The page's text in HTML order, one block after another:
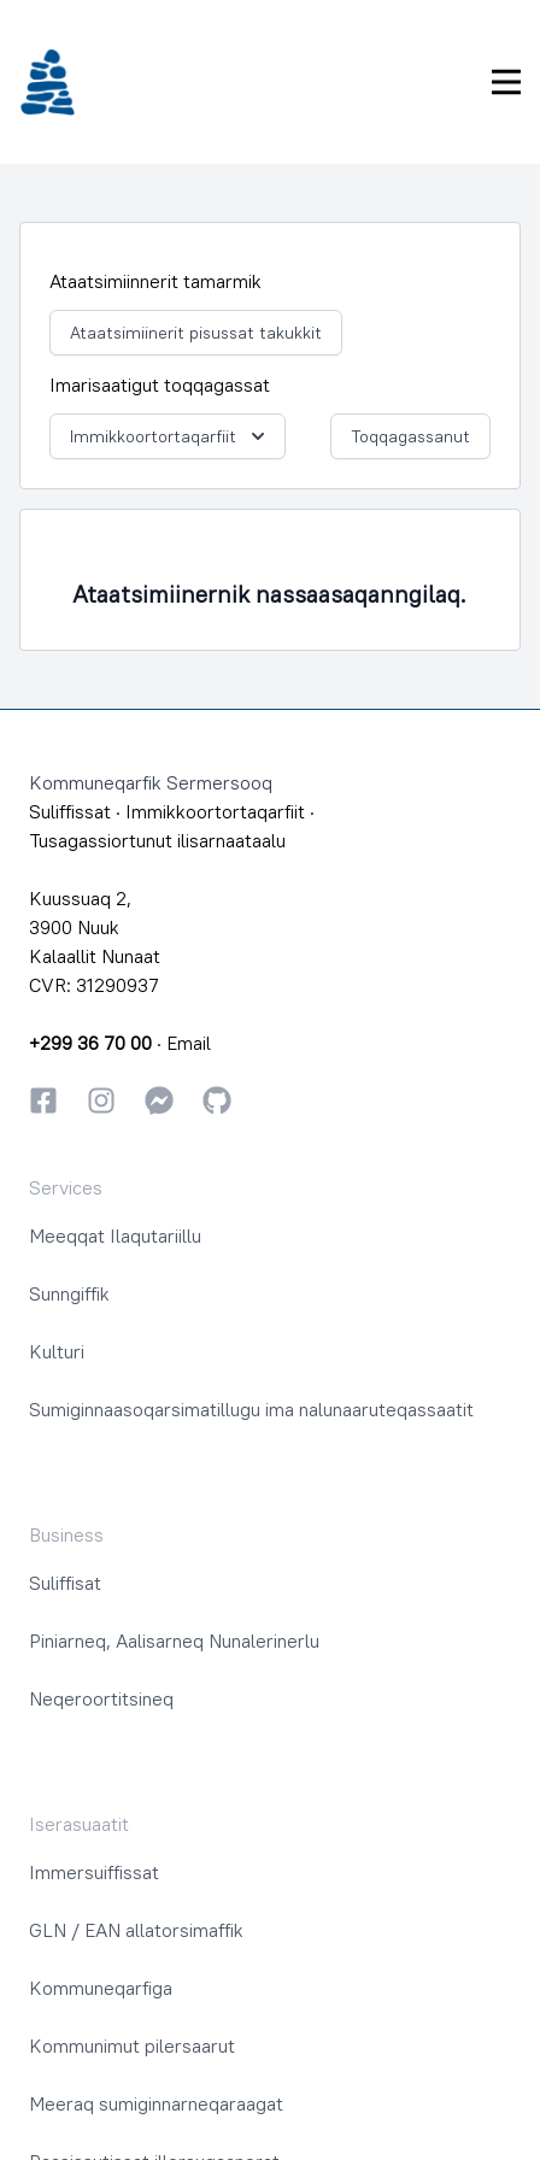
Ataatsimiinnerit tamarmik
Ataatsimiinerit pisussat takukkit
Imarisaatigut toqqagassat
Immikkoortortaqarfiit Toqqagassanut
Ataatsimiinernik nassaasaqanngilaq.
Kommuneqarfik Sermersooq
Suliffissat · Immikkoortortaqarfiit ·
Tusagassiortunut ilisarnaataalu
Kuussuaq 2,
3900 Nuuk
Kalaallit Nunaat
CVR: 31290937
+299 36 70 00 · Email
FacebookkiInstagrammiInstagrammi
GitHub
Services
Meeqqat Ilaqutariillu
Sunngiffik
Kulturi
Sumiginnaasoqarsimatillugu ima nalunaaruteqassaatit
Business
Suliffisat
Piniarneq, Aalisarneq Nunalerinerlu
Neqeroortitsineq
Iserasuaatit
Immersuiffissat
GLN / EAN allatorsimaffik
Kommuneqarfiga
Kommunimut pilersaarut
Meeraq sumiginnarneqaraagat